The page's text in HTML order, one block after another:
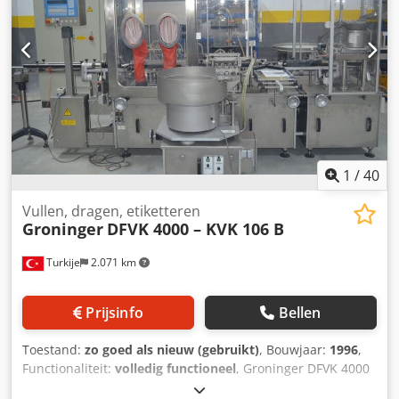
Stel gerust uw vraag en vertel ons uw
verpakkingsopdracht. - Meestal zijn er 30-50 verschillende
nieuwe machines direct uit voorraad leverbaar. Bovendien
hanteren wij zeer korte levertijden van circa 3 weken voor
machines die op klantspecificatie worden vervaardigd. -
Alle machines zijn leverbaar met volledige garantie.
1 /40
Turkije 2.071 km
Vullen, dragen, etiketteren
Groninger DFVK 4000 – KVK 106 B
Prijsinfo Bellen
Toestand: zo goed als nieuw (gebruikt), Bouwjaar: 1996,
Functionaliteit: volledig functioneel, Groninger DFVK 4000
– KVK 106 B Hoogwaardig vul- en sluitsysteem voor flesjes –